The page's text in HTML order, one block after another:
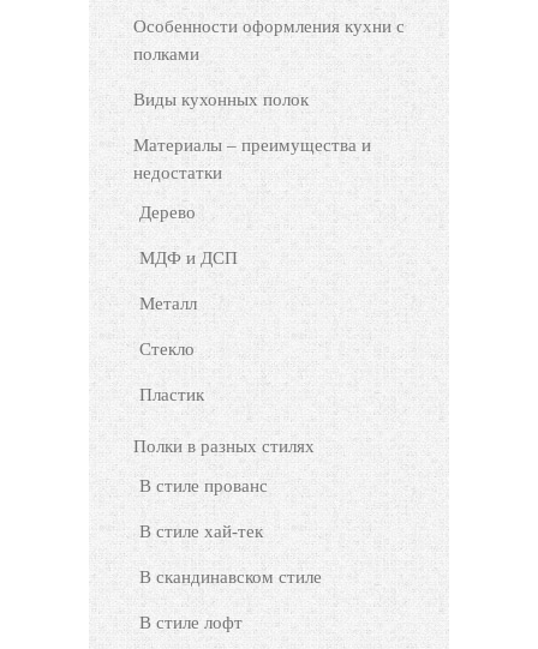
Особенности оформления кухни с
полками
Виды кухонных полок
Материалы – преимущества и
недостатки
Дерево
МДФ и ДСП
Металл
Стекло
Пластик
Полки в разных стилях
В стиле прованс
В стиле хай-тек
В скандинавском стиле
В стиле лофт